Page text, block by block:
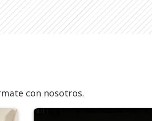
con nosotros.